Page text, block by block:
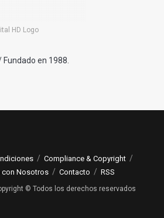
HD Logo
Fundado en 1988.
Compliance & Copyright
con Nosotros Contacto RSS
© Todos los derechos reservados